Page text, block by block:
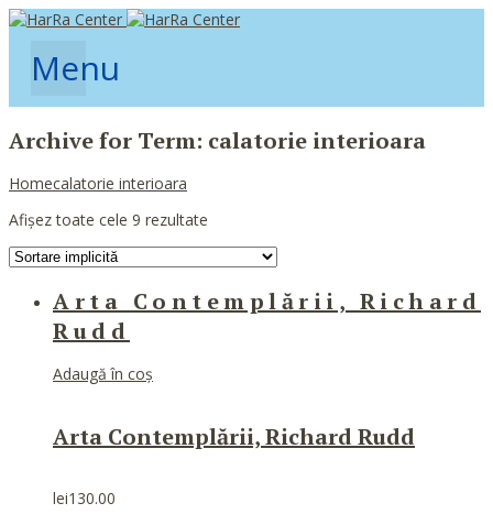
Menu
Archive for Term: calatorie interioara
Homecalatorie interioara
Afișez toate cele 9 rezultate
Arta Contemplării, Richard
Rudd
Adaugă în coș
Arta Contemplării, Richard Rudd
lei130.00